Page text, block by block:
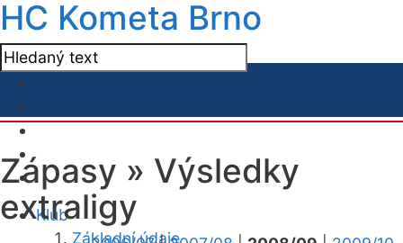
HC Kometa Brno
Klub
Základní údaje
Zápasy » Výsledky
extraligy